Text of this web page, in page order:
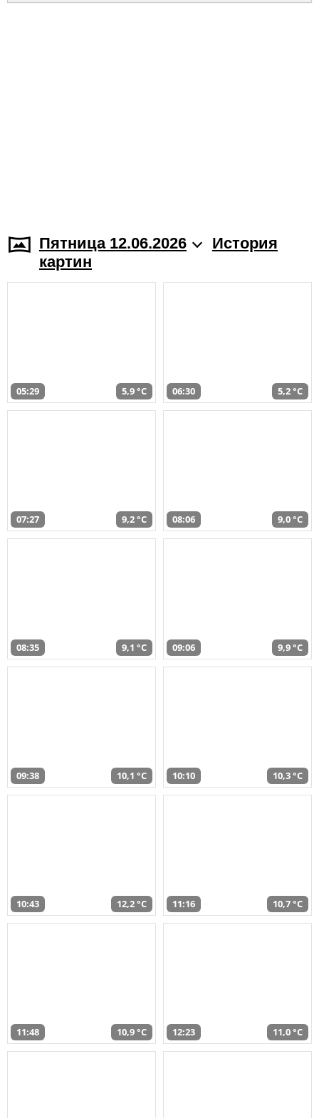
Пятница 12.06.2026
История
картин
05:29 5,9 °C 06:30 5,2 °C
07:27 9,2 °C 08:06 9,0 °C
08:35 9,1 °C 09:06 9,9 °C
09:38 10,1 °C 10:10 10,3 °C
10:43 12,2 °C 11:16 10,7 °C
11:48 10,9 °C 12:23 11,0 °C